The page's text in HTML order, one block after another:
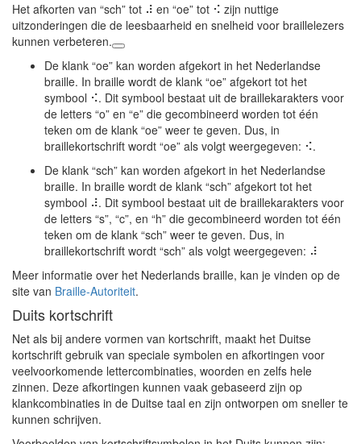
Het afkorten van “sch” tot ⠼ en “oe” tot ⠪ zijn nuttige
uitzonderingen die de leesbaarheid en snelheid voor braillelezers
kunnen verbeteren.
De klank “oe” kan worden afgekort in het Nederlandse
braille. In braille wordt de klank “oe” afgekort tot het
symbool ⠪. Dit symbool bestaat uit de braillekarakters voor
de letters “o” en “e” die gecombineerd worden tot één
teken om de klank “oe” weer te geven. Dus, in
braillekortschrift wordt “oe” als volgt weergegeven: ⠪.
De klank “sch” kan worden afgekort in het Nederlandse
braille. In braille wordt de klank “sch” afgekort tot het
symbool ⠼. Dit symbool bestaat uit de braillekarakters voor
de letters “s”, “c”, en “h” die gecombineerd worden tot één
teken om de klank “sch” weer te geven. Dus, in
braillekortschrift wordt “sch” als volgt weergegeven: ⠼
Meer informatie over het Nederlands braille, kan je vinden op de
site van Braille-Autoriteit.
Duits kortschrift
Net als bij andere vormen van kortschrift, maakt het Duitse
kortschrift gebruik van speciale symbolen en afkortingen voor
veelvoorkomende lettercombinaties, woorden en zelfs hele
zinnen. Deze afkortingen kunnen vaak gebaseerd zijn op
klankcombinaties in de Duitse taal en zijn ontworpen om sneller te
kunnen schrijven.